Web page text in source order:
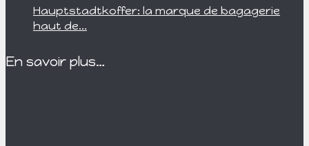
Hauptstadtkoffer: la marque de bagagerie
haut de...
En savoir plus…